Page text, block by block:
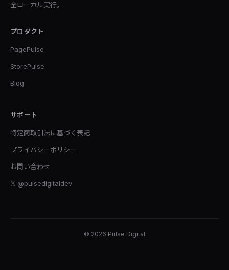
全ローカル実行。
プロダクト
PagePulse
StorePulse
Blog
サポート
特定商取引法に基づく表記
プライバシーポリシー
お問い合わせ
𝕏 @pulsedigitaldev
© 2026 Pulse Digital